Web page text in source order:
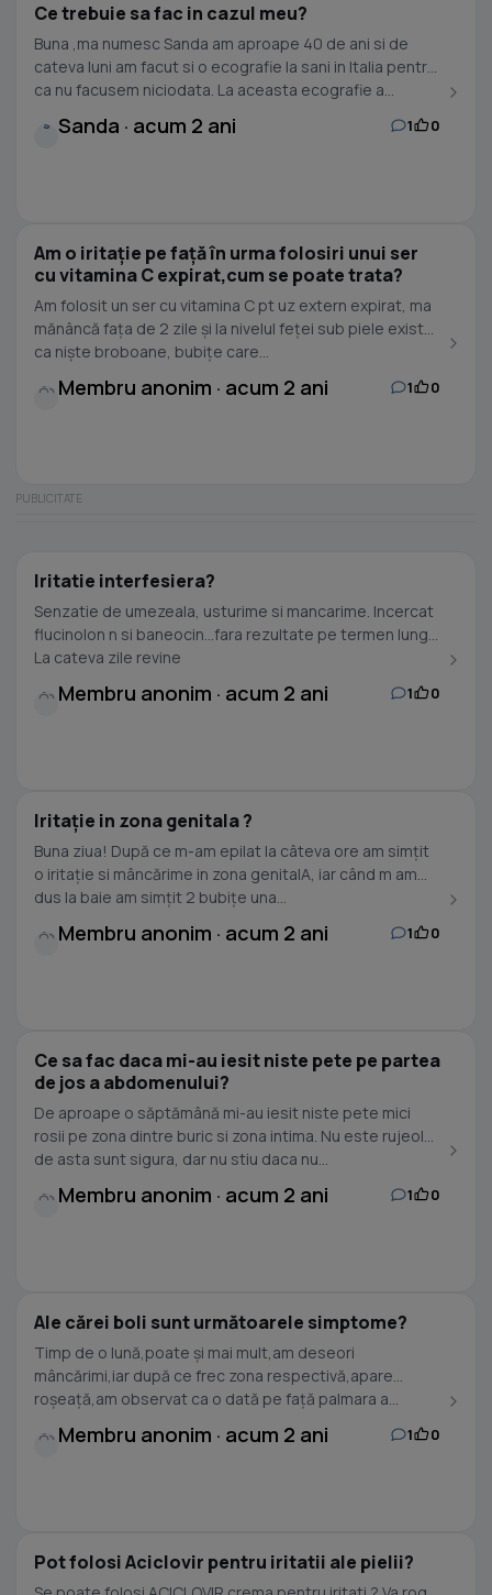
Ce trebuie sa fac in cazul meu?
Buna ,ma numesc Sanda am aproape 40 de ani si de
cateva luni am facut si o ecografie la sani in Italia pentru
ca nu facusem niciodata. La aceasta ecografie a...
S Sanda · acum 2 ani 1 0
Am o iritație pe față în urma folosiri unui ser
cu vitamina C expirat,cum se poate trata?
Am folosit un ser cu vitamina C pt uz extern expirat, ma
mănâncă fața de 2 zile și la nivelul feței sub piele exista
ca niște broboane, bubițe care...
Membru anonim · acum 2 ani 1 0
Iritatie interfesiera?
Senzatie de umezeala, usturime si mancarime. Incercat
flucinolon n si baneocin…fara rezultate pe termen lung.
La cateva zile revine
Membru anonim · acum 2 ani 1 0
Iritație in zona genitala ?
Buna ziua! După ce m-am epilat la câteva ore am simțit
o iritație si mâncărime in zona genitalA, iar când m am
dus la baie am simțit 2 bubițe una...
Membru anonim · acum 2 ani 1 0
Ce sa fac daca mi-au iesit niste pete pe partea
de jos a abdomenului?
De aproape o săptămână mi-au iesit niste pete mici
rosii pe zona dintre buric si zona intima. Nu este rujeola,
de asta sunt sigura, dar nu stiu daca nu...
Membru anonim · acum 2 ani 1 0
Ale cărei boli sunt următoarele simptome?
Timp de o lună,poate și mai mult,am deseori
mâncărimi,iar după ce frec zona respectivă,apare
roșeață,am observat ca o dată pe față palmara a...
Membru anonim · acum 2 ani 1 0
Pot folosi Aciclovir pentru iritatii ale pielii?